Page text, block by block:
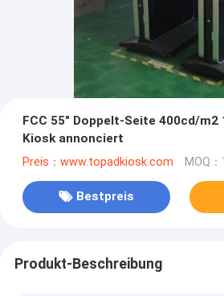
FCC 55" Doppelt-Seite 400cd/m2
Kiosk annonciert
Preis：www.topadkiosk.com MOQ
Bestpreis
Produkt-Beschreibung